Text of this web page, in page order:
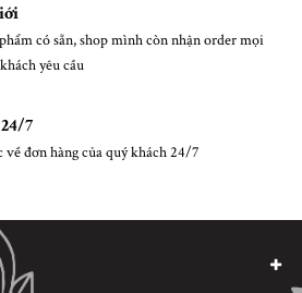
có sẵn, shop mình còn nhận order mọi
yêu cầu
7
về đơn hàng của quý khách 24/7